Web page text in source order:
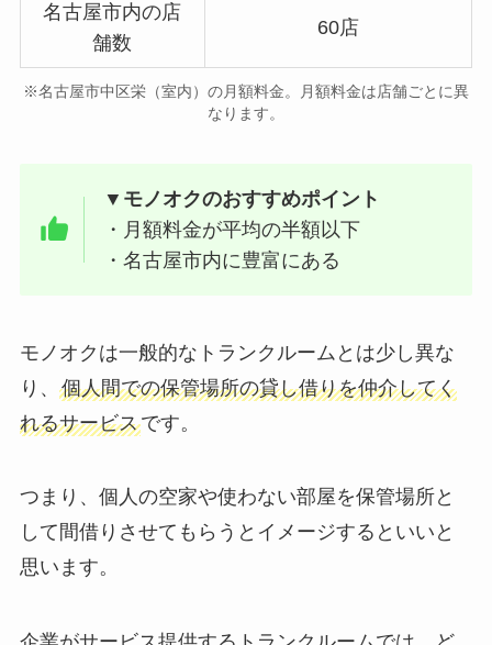
名古屋市内の店
舗数
60店
※名古屋市中区栄（室内）の月額料金。月額料金は店舗ごとに異
なります。
▼モノオクのおすすめポイント
・月額料金が平均の半額以下
・名古屋市内に豊富にある
モノオクは一般的なトランクルームとは少し異な
り、 個人間での保管場所の貸し借りを仲介してく
れるサービスです。
つまり、個人の空家や使わない部屋を保管場所と
して間借りさせてもらうとイメージするといいと
思います。